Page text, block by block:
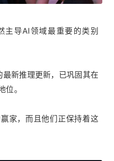
主导AI领域最重要的类别
新推理更新，已巩固其在
位。
家，而且他们正保持着这